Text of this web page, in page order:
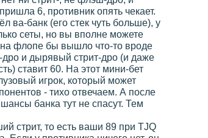
6, противник опять чекает.
ва-банк (его стек чуть больше), у
сеты, но вы вполне можете
флопе бы вышло что-то вроде
и дырявый стрит-дро (и даже
ставит 60. На этот мини-бет
игрок, который может
- тихо отвечаем. А после
банка тут не спасут. Тем
стрит, то есть ваши 89 при ТJQ